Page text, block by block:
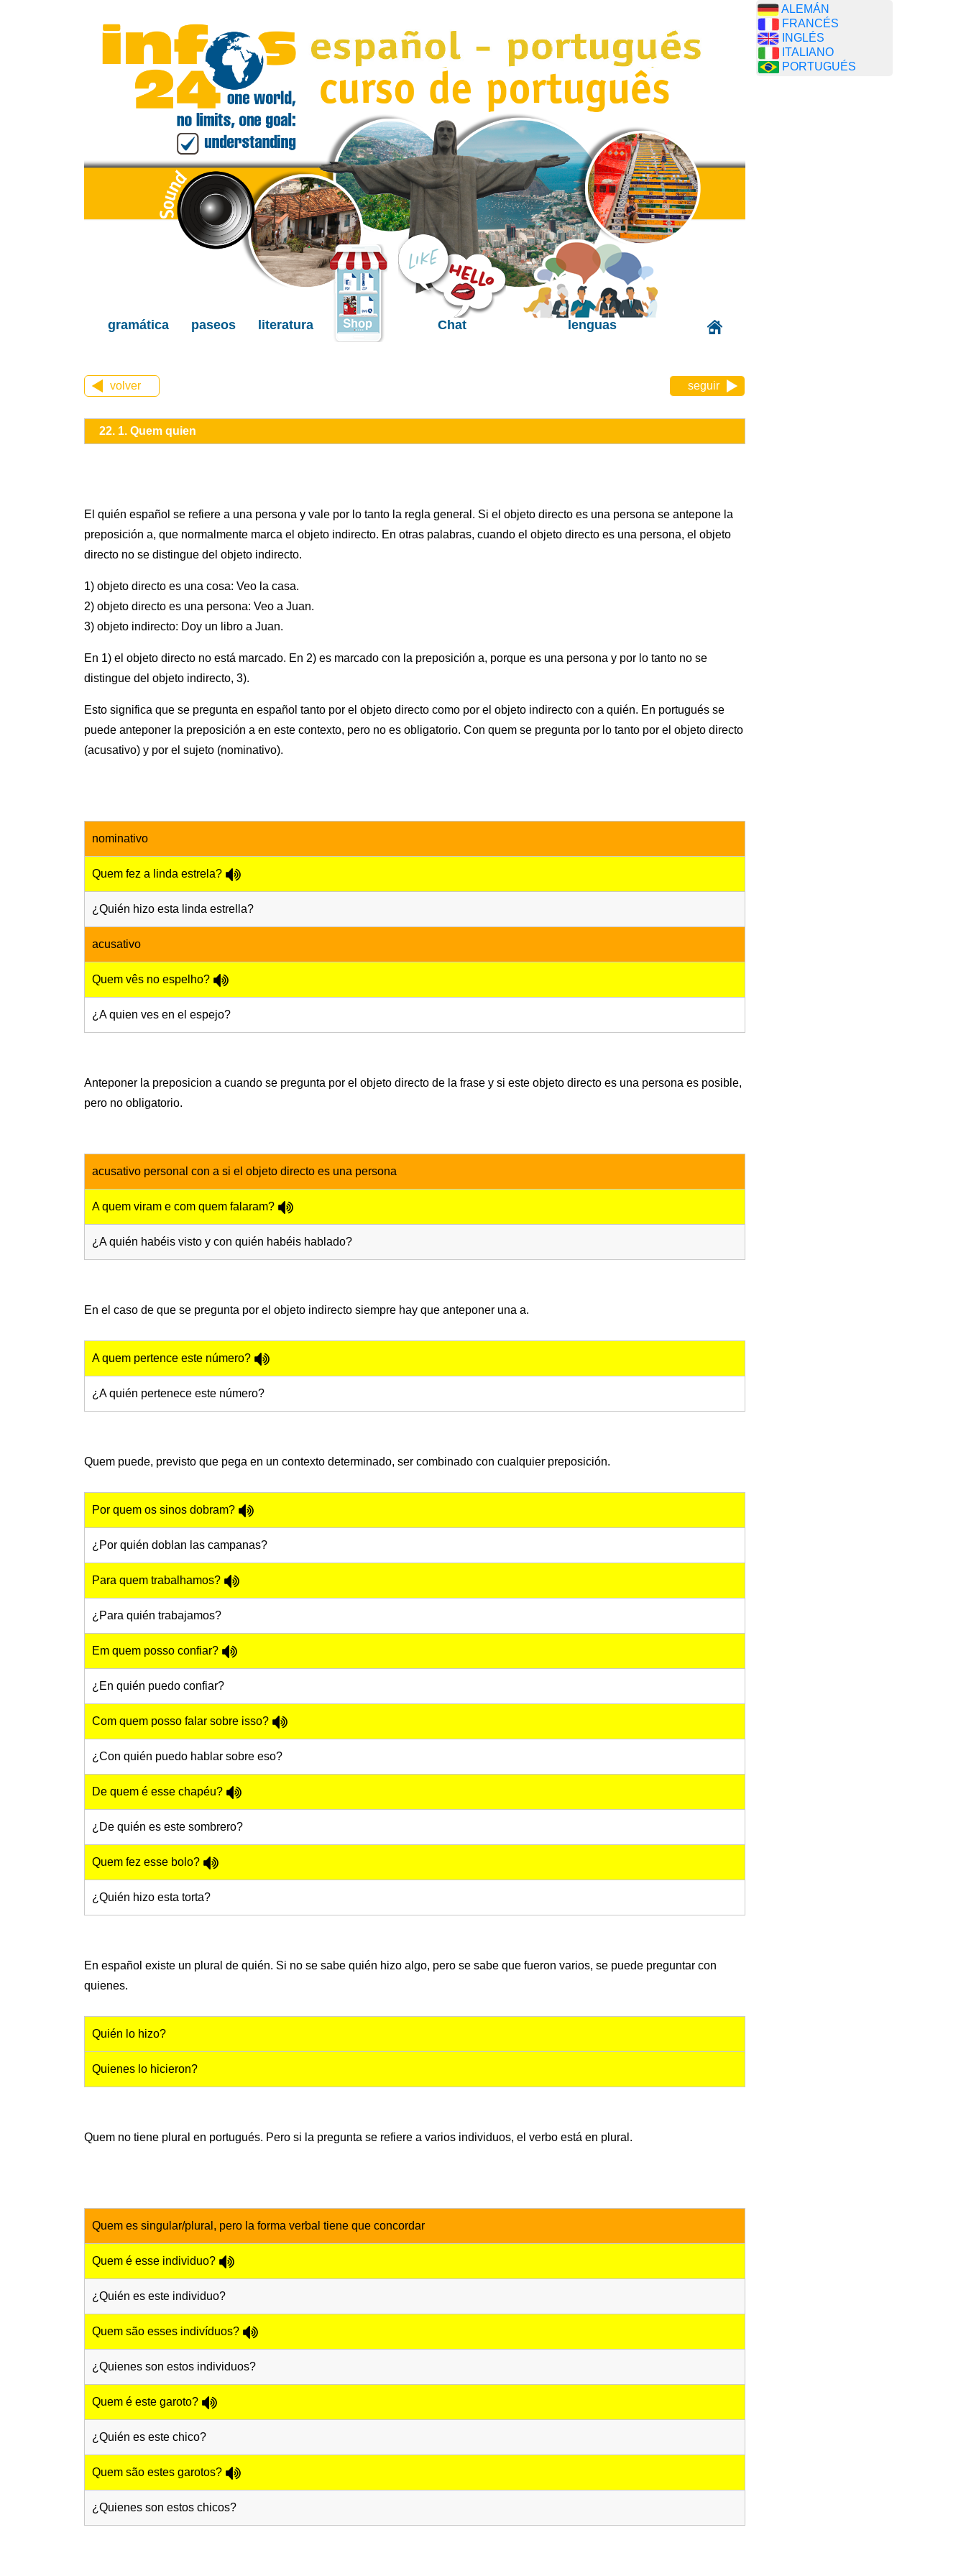
gramática paseos literatura Chat lenguas
volver seguir
22. 1. Quem quien
El quién español se refiere a una persona y vale por lo tanto la regla general. Si el objeto directo es una persona se antepone la
preposición a, que normalmente marca el objeto indirecto. En otras palabras, cuando el objeto directo es una persona, el objeto
directo no se distingue del objeto indirecto.
1) objeto directo es una cosa: Veo la casa.
2) objeto directo es una persona: Veo a Juan.
3) objeto indirecto: Doy un libro a Juan.
En 1) el objeto directo no está marcado. En 2) es marcado con la preposición a, porque es una persona y por lo tanto no se
distingue del objeto indirecto, 3).
Esto significa que se pregunta en español tanto por el objeto directo como por el objeto indirecto con a quién. En portugués se
puede anteponer la preposición a en este contexto, pero no es obligatorio. Con quem se pregunta por lo tanto por el objeto directo
(acusativo) y por el sujeto (nominativo).
nominativo
Quem fez a linda estrela?
¿Quién hizo esta linda estrella?
acusativo
Quem vês no espelho?
¿A quien ves en el espejo?
Anteponer la preposicion a cuando se pregunta por el objeto directo de la frase y si este objeto directo es una persona es posible,
pero no obligatorio.
acusativo personal con a si el objeto directo es una persona
A quem viram e com quem falaram?
¿A quién habéis visto y con quién habéis hablado?
En el caso de que se pregunta por el objeto indirecto siempre hay que anteponer una a.
A quem pertence este número?
¿A quién pertenece este número?
Quem puede, previsto que pega en un contexto determinado, ser combinado con cualquier preposición.
Por quem os sinos dobram?
¿Por quién doblan las campanas?
Para quem trabalhamos?
¿Para quién trabajamos?
Em quem posso confiar?
¿En quién puedo confiar?
Com quem posso falar sobre isso?
¿Con quién puedo hablar sobre eso?
De quem é esse chapéu?
¿De quién es este sombrero?
Quem fez esse bolo?
¿Quién hizo esta torta?
En español existe un plural de quién. Si no se sabe quién hizo algo, pero se sabe que fueron varios, se puede preguntar con
quienes.
Quién lo hizo?
Quienes lo hicieron?
Quem no tiene plural en portugués. Pero si la pregunta se refiere a varios individuos, el verbo está en plural.
Quem es singular/plural, pero la forma verbal tiene que concordar
Quem é esse individuo?
¿Quién es este individuo?
Quem são esses indivíduos?
¿Quienes son estos individuos?
Quem é este garoto?
¿Quién es este chico?
Quem são estes garotos?
¿Quienes son estos chicos?
ALEMÁN
FRANCÉS
INGLÉS
ITALIANO
PORTUGUÉS